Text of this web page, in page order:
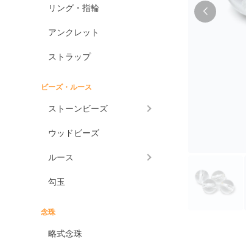
リング・指輪
アンクレット
ストラップ
ビーズ・ルース
ストーンビーズ
ウッドビーズ
ルース
勾玉
念珠
略式念珠